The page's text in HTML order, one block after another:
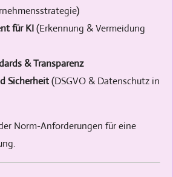
für KI(Erkennung & Vermeidung
& Transparenz
Sicherheit(DSGVO & Datenschutz in
Norm-Anforderungen für eine